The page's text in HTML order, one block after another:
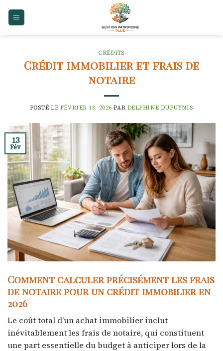
CRÉDITS
Crédit immobilier et frais de
notaire
POSTÉ LE FÉVRIER 13, 2026 PAR DELPHINE DUPUYNIS
13
Fév
Comment calculer précisément les frais
de notaire pour un crédit immobilier en
2026
Le coût total d’un achat immobilier inclut
inévitablement les frais de notaire, qui constituent
une part essentielle du budget à anticiper lors de la